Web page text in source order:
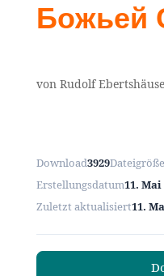
Божьей
von Rudolf
Download3929Dateigröße
Erstellungsdatum11. Mai
Zuletzt aktualisiert11.